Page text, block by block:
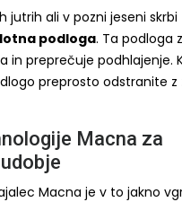
jutrih ali v pozni jeseni skrbi
podloga. Ta podloga
in preprečuje podhlajenje.
preprosto odstranite z
Macna za
Macna je v to jakno